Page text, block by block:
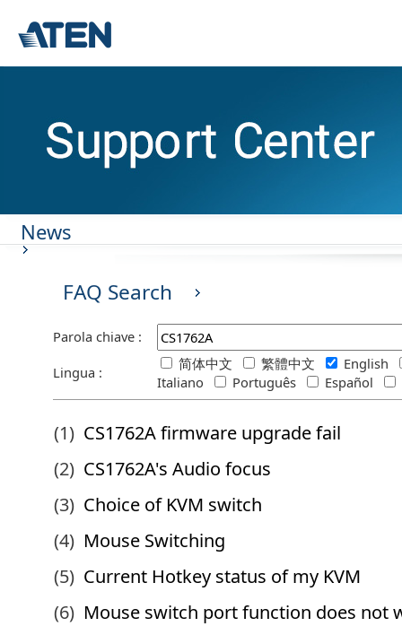
News
FAQ Search
Parola chiave :
Lingua :
简体中文 繁體中文
English
Italiano
Português Español